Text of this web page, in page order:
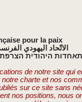
pour la paix
الاتّحاد اليهودي
היהודית
de notre site qui
charte et nos
sur ce site sans
nos positions, nous